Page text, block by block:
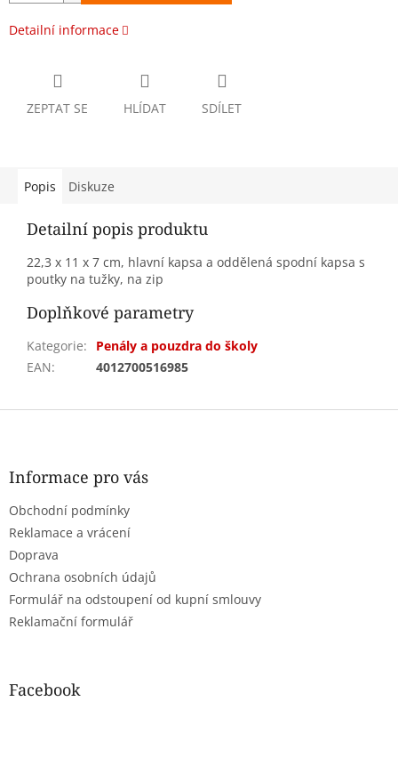
Detailní informace
ZEPTAT SE HLÍDAT SDÍLET
Popis Diskuze
Detailní popis produktu
22,3 x 11 x 7 cm, hlavní kapsa a oddělená spodní kapsa s
poutky na tužky, na zip
Doplňkové parametry
Kategorie:
Penály a pouzdra do školy
EAN: 4012700516985
Z
Informace pro vás
Obchodní podmínky
Reklamace a vrácení
Doprava
Ochrana osobních údajů
Formulář na odstoupení od kupní smlouvy
Reklamační formulář
Facebook